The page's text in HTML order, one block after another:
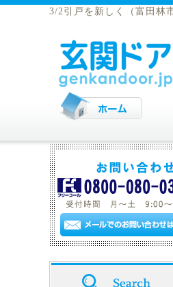
3/2引戸を新しく（富田林